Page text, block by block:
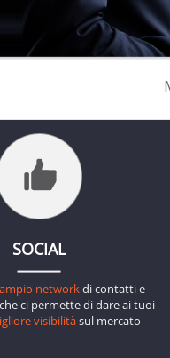
SOCIAL
ampio networkdi contatti e
ci permette di dare ai tuoi
visibilitàsul mercato